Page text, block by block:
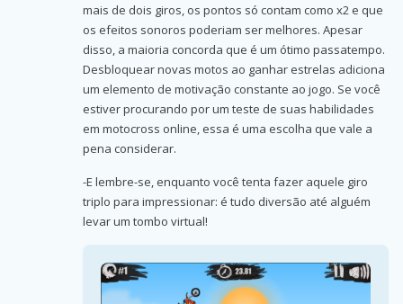
mais de dois giros, os pontos só contam como x2 e que
os efeitos sonoros poderiam ser melhores. Apesar
disso, a maioria concorda que é um ótimo passatempo.
Desbloquear novas motos ao ganhar estrelas adiciona
um elemento de motivação constante ao jogo. Se você
estiver procurando por um teste de suas habilidades
em motocross online, essa é uma escolha que vale a
pena considerar.
-E lembre-se, enquanto você tenta fazer aquele giro
triplo para impressionar: é tudo diversão até alguém
levar um tombo virtual!